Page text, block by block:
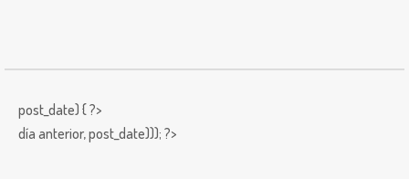
post_date) { ?>
día anterior,post_date))); ?>